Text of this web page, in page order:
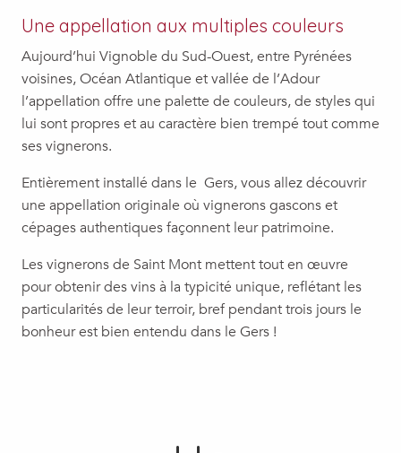
Une appellation aux multiples couleurs
Aujourd’hui Vignoble du Sud-Ouest, entre Pyrénées
voisines, Océan Atlantique et vallée de l’Adour
l’appellation offre une palette de couleurs, de styles qui
lui sont propres et au caractère bien trempé tout comme
ses vignerons.
Entièrement installé dans le Gers, vous allez découvrir
une appellation originale où vignerons gascons et
cépages authentiques façonnent leur patrimoine.
Les vignerons de Saint Mont mettent tout en œuvre
pour obtenir des vins à la typicité unique, reflétant les
particularités de leur terroir, bref pendant trois jours le
bonheur est bien entendu dans le Gers !